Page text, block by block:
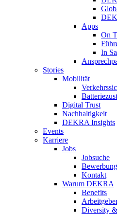
Apps
On
In
Stories
Mobilität
Digital Trust
Nachhaltigkeit
DEKRA Insights
Events
Karriere
Jobs
Jobsuche
Bewerbung
Kontakt
Warum DEKRA
Benefits
Diversity